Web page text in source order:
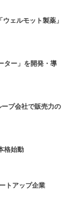
ェルモット製薬」
ター」を開発・導
プ会社で販売力の
格始動
トアップ企業